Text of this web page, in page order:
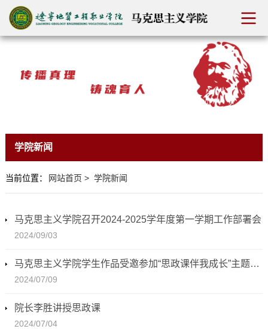
学院新闻
当前位置： 网站首页 > 学院新闻
马克思主义学院召开2024-2025学年度第一学期工作部署会
2024/09/03
马克思主义学院学生作品受邀参加“思政课伴我成长”主题作品交流展示活动
2024/07/09
院长李胜讲授思政课
2024/07/04